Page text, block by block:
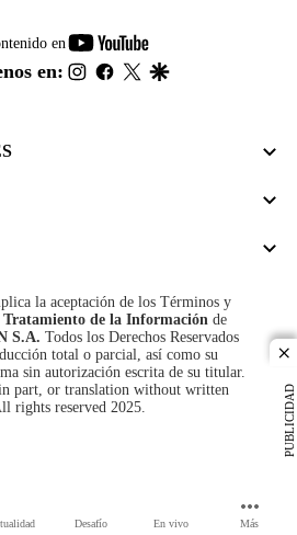
Desafío En vivo Más
PUBLICIDAD
en
youtube-
footer
en: instagram
facebook
twitter
la aceptación de los Términos y
Tratamiento de la Información de
S.A. Todos los Derechos Reservados
total o parcial, así como su
sin autorización escrita de su titular.
part, or translation without written
rights reserved 2025.